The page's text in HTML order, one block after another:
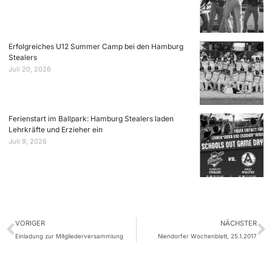
Erfolgreiches U12 Summer Camp bei den Hamburg
Stealers
Juli 20, 2026
Ferienstart im Ballpark: Hamburg Stealers laden
Lehrkräfte und Erzieher ein
Juli 9, 2026
VORIGER
Einladung zur Mitgliederversammlung
NÄCHSTER
Niendorfer Wochenblatt, 25.1.2017